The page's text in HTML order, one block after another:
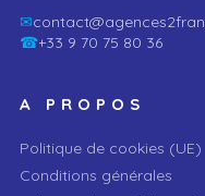
✉
☎+33 9 70 75 80 36
A PROPOS
Politique de cookies (UE)
Conditions générales